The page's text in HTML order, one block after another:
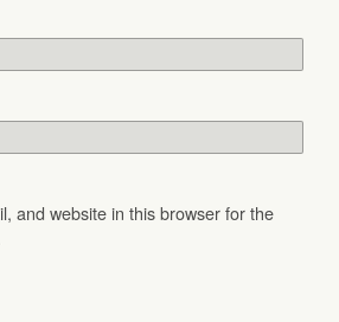
and website in this browser for the